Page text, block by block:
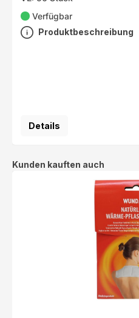
Verfügbar
Produktbeschreibung
Details
Produktgalerie überspringen
Kunden kauften auch